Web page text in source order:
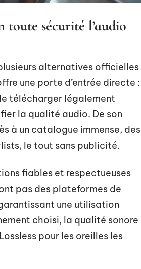
toute sécurité l’audio
alternatives officielles
une porte d’entrée directe :
télécharger légalement
la qualité audio. De son
à un catalogue immense, des
le tout sans publicité.
fiables et respectueuses
pas des plateformes de
une utilisation
choisi, la qualité sonore
pour les oreilles les